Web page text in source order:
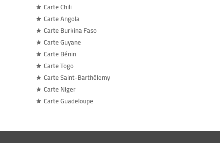
Carte Chili
Carte Angola
Carte Burkina Faso
Carte Guyane
Carte Bénin
Carte Togo
Carte Saint-Barthélemy
Carte Niger
Carte Guadeloupe